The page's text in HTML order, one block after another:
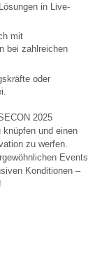
in Live-
mit
bei zahlreichen
oder
2025
und einen
zu werfen.
Events
Konditionen –